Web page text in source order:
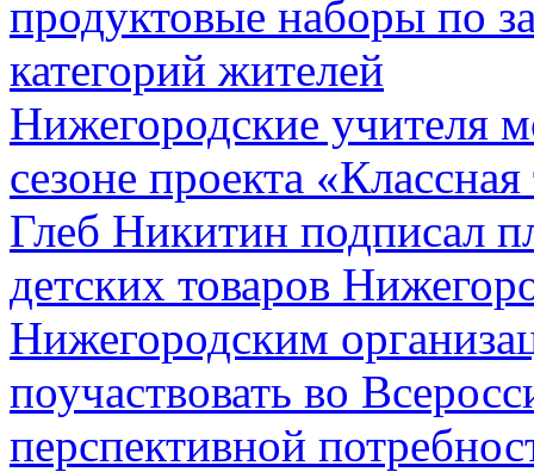
продуктовые наборы по
категорий жителей
Нижегородские учителя
сезоне проекта
Глеб Никитин подписал
детских товаров
Нижегородским
поучаствовать во
перспективной